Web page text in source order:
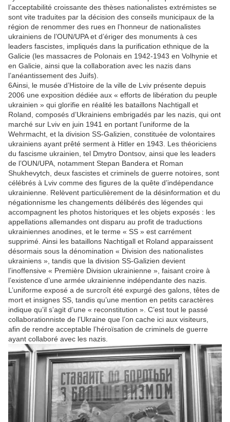
l’acceptabilité croissante des thèses nationalistes extrémistes se
sont vite traduites par la décision des conseils municipaux de la
région de renommer des rues en l’honneur de nationalistes
ukrainiens de l’OUN/UPA et d’ériger des monuments à ces
leaders fascistes, impliqués dans la purification ethnique de la
Galicie (les massacres de Polonais en 1942-1943 en Volhynie et
en Galicie, ainsi que la collaboration avec les nazis dans
l’anéantissement des Juifs).
6Ainsi, le musée d’Histoire de la ville de Lviv présente depuis
2006 une exposition dédiée aux « efforts de libération du peuple
ukrainien » qui glorifie en réalité les bataillons Nachtigall et
Roland, composés d’Ukrainiens embrigadés par les nazis, qui ont
marché sur Lviv en juin 1941 en portant l’uniforme de la
Wehrmacht, et la division SS-Galizien, constituée de volontaires
ukrainiens ayant prêté serment à Hitler en 1943. Les théoriciens
du fascisme ukrainien, tel Dmytro Dontsov, ainsi que les leaders
de l’OUN/UPA, notamment Stepan Bandera et Roman
Shukhevytch, deux fascistes et criminels de guerre notoires, sont
célébrés à Lviv comme des figures de la quête d’indépendance
ukrainienne. Relèvent particulièrement de la désinformation et du
négationnisme les changements délibérés des légendes qui
accompagnent les photos historiques et les objets exposés : les
appellations allemandes ont disparu au profit de traductions
ukrainiennes anodines, et le terme « SS » est carrément
supprimé. Ainsi les bataillons Nachtigall et Roland apparaissent
désormais sous la dénomination « Division des nationalistes
ukrainiens », tandis que la division SS-Galizien devient
l’inoffensive « Première Division ukrainienne », faisant croire à
l’existence d’une armée ukrainienne indépendante des nazis.
L’uniforme exposé a de surcroît été expurgé des galons, têtes de
mort et insignes SS, tandis qu’une mention en petits caractères
indique qu’il s’agit d’une « reconstitution ». C’est tout le passé
collaborationniste de l’Ukraine que l’on cache ici aux visiteurs,
afin de rendre acceptable l’héroïsation de criminels de guerre
ayant collaboré avec les nazis.